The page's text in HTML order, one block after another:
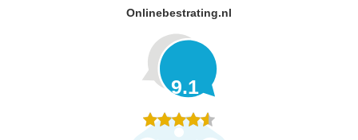
Onlinebestrating.nl
9.1